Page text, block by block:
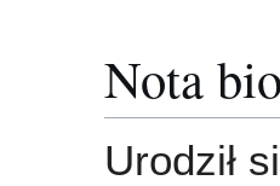
Nota
Urodził